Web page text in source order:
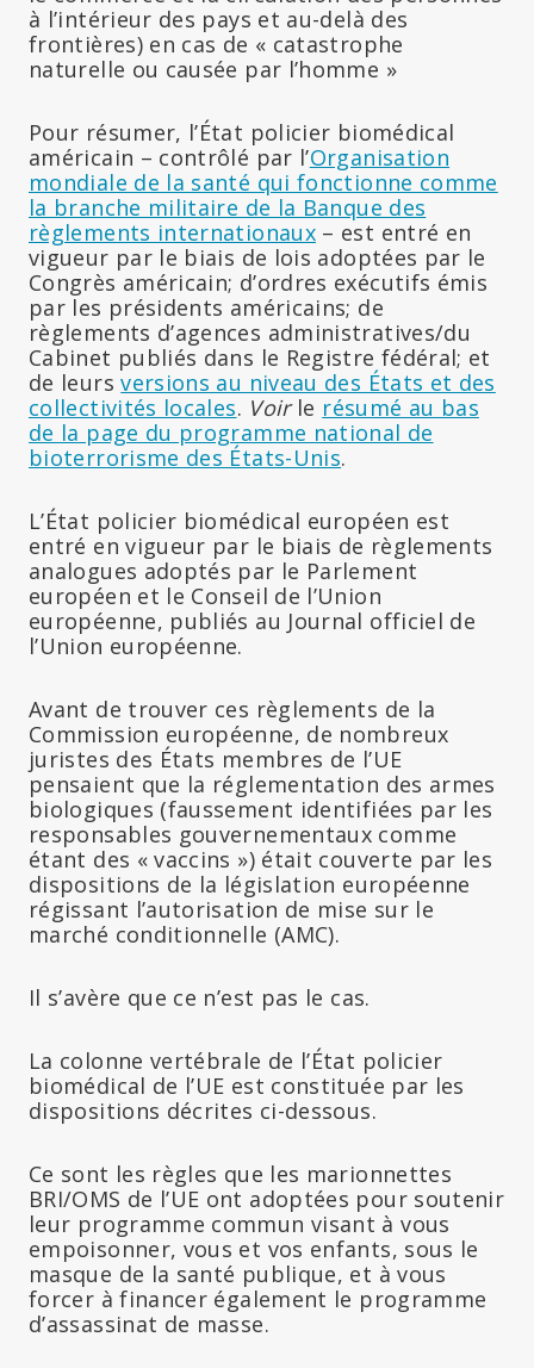
à l’intérieur des pays et au-delà des
frontières) en cas de « catastrophe
naturelle ou causée par l’homme »
Pour résumer, l’État policier biomédical
américain – contrôlé par l’Organisation
mondiale de la santé qui fonctionne comme
la branche militaire de la Banque des
règlements internationaux – est entré en
vigueur par le biais de lois adoptées par le
Congrès américain; d’ordres exécutifs émis
par les présidents américains; de
règlements d’agences administratives/du
Cabinet publiés dans le Registre fédéral; et
de leursversions au niveau des États et des
collectivités locales. Voirle résumé au bas
de la page du programme national de
bioterrorisme des États-Unis.
L’État policier biomédical européen est
entré en vigueur par le biais de règlements
analogues adoptés par le Parlement
européen et le Conseil de l’Union
européenne, publiés au Journal officiel de
l’Union européenne.
Avant de trouver ces règlements de la
Commission européenne, de nombreux
juristes des États membres de l’UE
pensaient que la réglementation des armes
biologiques (faussement identifiées par les
responsables gouvernementaux comme
étant des « vaccins ») était couverte par les
dispositions de la législation européenne
régissant l’autorisation de mise sur le
marché conditionnelle (AMC).
Il s’avère que ce n’est pas le cas.
La colonne vertébrale de l’État policier
biomédical de l’UE est constituée par les
dispositions décrites ci-dessous.
Ce sont les règles que les marionnettes
BRI/OMS de l’UE ont adoptées pour soutenir
leur programme commun visant à vous
empoisonner, vous et vos enfants, sous le
masque de la santé publique, et à vous
forcer à financer également le programme
d’assassinat de masse.